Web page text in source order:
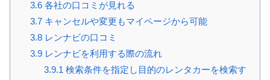
3.6各社の口コミが見れる
3.7キャンセルや変更もマイページから可能
3.8レンナビの口コミ
3.9レンナビを利用する際の流れ
3.9.1検索条件を指定し目的のレンタカーを検索す